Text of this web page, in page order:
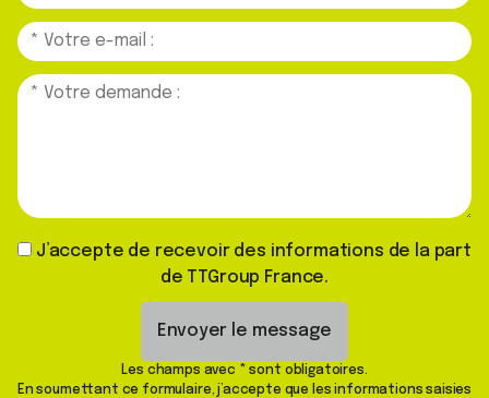
J’accepte de recevoir des informations de la part
de TTGroup France.
Envoyer le message
Les champs avec * sont obligatoires.
En soumettant ce formulaire, j’accepte que les informations saisies